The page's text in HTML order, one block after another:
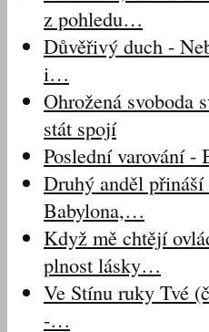
z pohledu…
Důvěřivý duch -
i…
Ohrožená svoboda
stát spojí
Poslední varování -
Druhý anděl
Babylona,…
Když mě chtějí
plnost lásky…
Ve Stínu ruky Tvé
-…